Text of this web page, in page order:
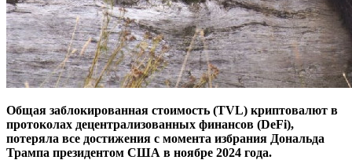
Общая заблокированная стоимость (TVL) криптовалют в
протоколах децентрализованных финансов (DeFi),
потеряла все достижения с момента избрания Дональда
Трампа президентом США в ноябре 2024 года.